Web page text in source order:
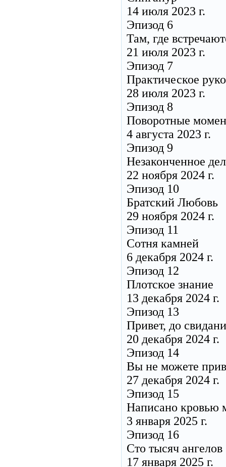
14 июля 2023 г.
Эпизод 6
Там, где
21 июля 2023 г.
Эпизод 7
Практическое
28 июля 2023 г.
Эпизод 8
Поворотные
4 августа 2023 г.
Эпизод 9
Незаконченное
22 ноября 2024 г.
Эпизод 10
Братский Любовь
29 ноября 2024 г.
Эпизод 11
Сотня камней
6 декабря 2024 г.
Эпизод 12
Плотское знание
13 декабря 2024 г.
Эпизод 13
Привет, до
20 декабря 2024 г.
Эпизод 14
Вы не можете
27 декабря 2024 г.
Эпизод 15
Написано кровью
3 января 2025 г.
Эпизод 16
Сто тысяч ангелов
17 января 2025 г.